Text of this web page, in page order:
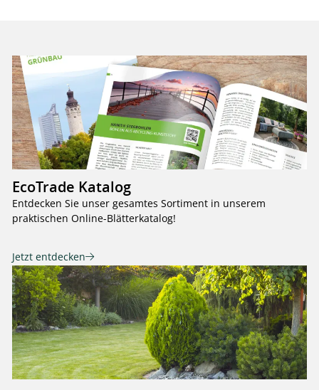
EcoTrade Katalog
Entdecken Sie unser gesamtes Sortiment in unserem
praktischen Online-Blätterkatalog!
Jetzt entdecken